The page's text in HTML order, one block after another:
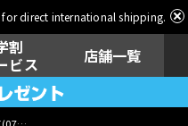
direct international shipping.
割
ビス
店舗一覧
(07月29日